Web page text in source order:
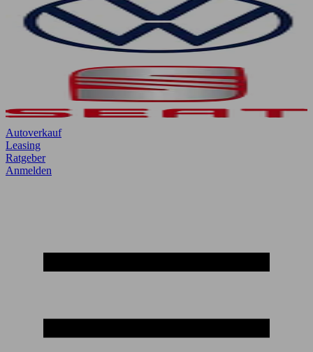
Autoverkauf
Leasing
Ratgeber
Anmelden